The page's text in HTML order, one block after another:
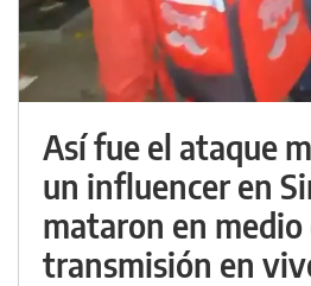
Así fue el ataque
un influencer en
mataron en medio
transmisión en